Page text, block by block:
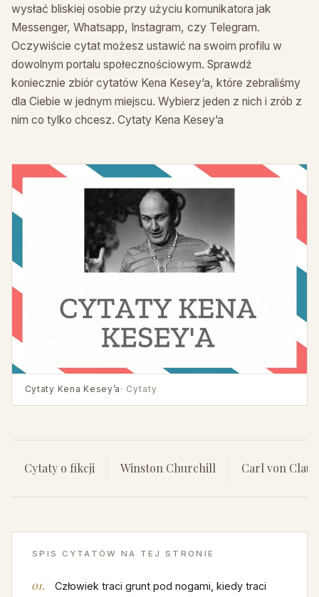
wysłać bliskiej osobie przy użyciu komunikatora jak
Messenger, Whatsapp, Instagram, czy Telegram.
Oczywiście cytat możesz ustawić na swoim profilu w
dowolnym portalu społecznościowym. Sprawdź
koniecznie zbiór cytatów Kena Kesey’a, które zebraliśmy
dla Ciebie w jednym miejscu. Wybierz jeden z nich i zrób z
nim co tylko chcesz. Cytaty Kena Kesey’a
Cytaty Kena Kesey’a · Cytaty
Cytaty o fikcji Winston Churchill Carl von
SPIS CYTATÓW NA TEJ STRONIE
Człowiek traci grunt pod nogami, kiedy traci